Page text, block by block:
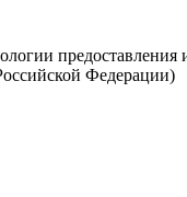
предоставления
Федерации)